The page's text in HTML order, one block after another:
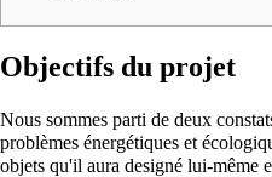
Objectifs du projet
Nous sommes parti de deux
problèmes énergétiques et
objets qu'il aura designé lui-même